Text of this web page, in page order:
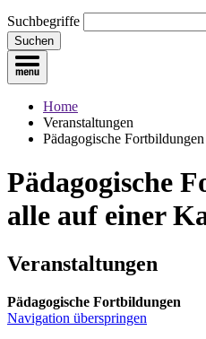
Suchbegriffe
Suchen
Home
Veranstaltungen
Pädagogische Fortbildungen
Pädagogische
alle auf einer
Veranstaltungen
Pädagogische Fortbildungen
Navigation überspringen